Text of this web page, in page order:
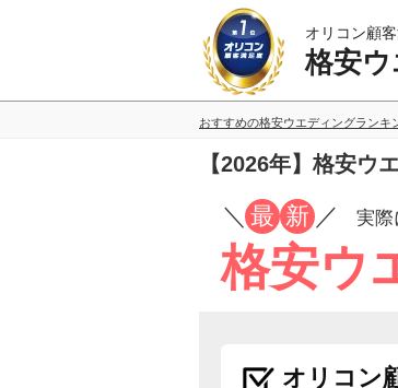
オリコン顧
格安
おすすめの格安ウエディングランキ
【2026年】格安ウ
／ 最 新 ／ 実際
格安ウ
オリコン